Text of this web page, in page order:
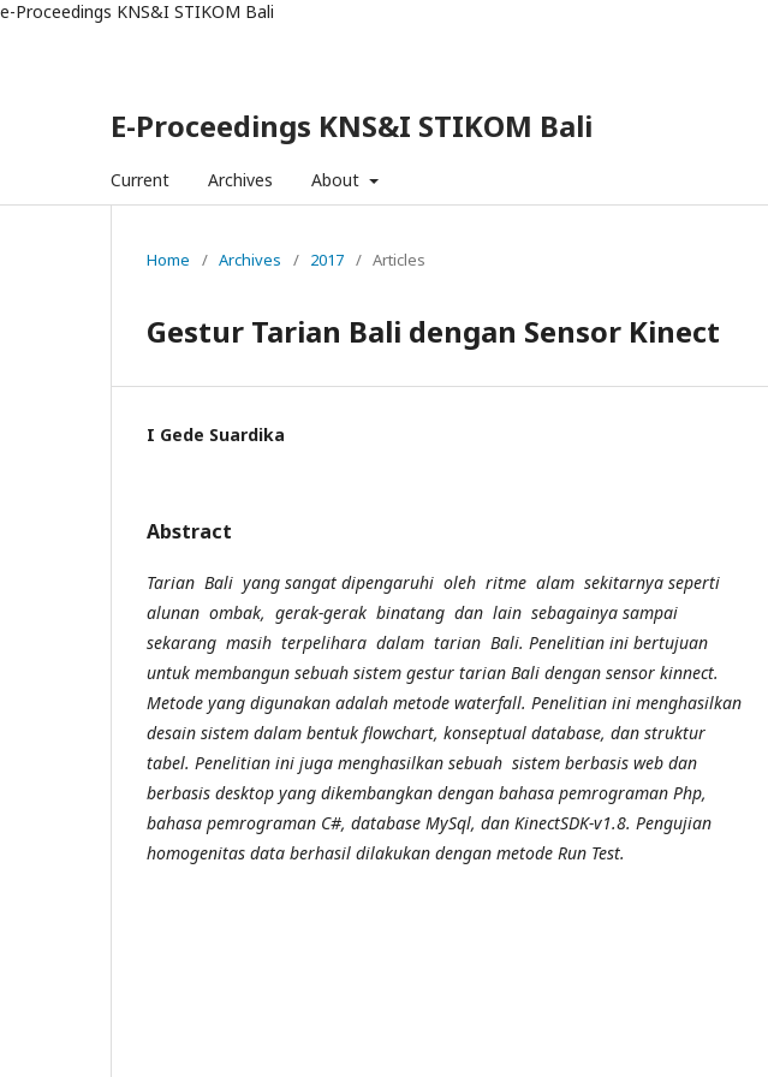
e-Proceedings KNS&I STIKOM Bali
E-Proceedings KNS&I STIKOM Bali
Current Archives About
Home / Archives / 2017 / Articles
Gestur Tarian Bali dengan Sensor Kinect
I Gede Suardika
Abstract
Tarian Bali yang sangat dipengaruhi oleh ritme alam sekitarnya seperti
alunan ombak, gerak-gerak binatang dan lain sebagainya sampai
sekarang masih terpelihara dalam tarian Bali. Penelitian ini bertujuan
untuk membangun sebuah sistem gestur tarian Bali dengan sensor kinnect.
Metode yang digunakan adalah metode waterfall. Penelitian ini menghasilkan
desain sistem dalam bentuk flowchart, konseptual database, dan struktur
tabel. Penelitian ini juga menghasilkan sebuah sistem berbasis web dan
berbasis desktop yang dikembangkan dengan bahasa pemrograman Php,
bahasa pemrograman C#, database MySql, dan KinectSDK-v1.8. Pengujian
homogenitas data berhasil dilakukan dengan metode Run Test.